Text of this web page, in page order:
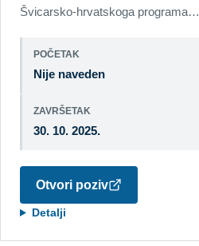
Švicarsko-hrvatskoga programa…
POČETAK
Nije naveden
ZAVRŠETAK
30. 10. 2025.
Otvori poziv
Detalji